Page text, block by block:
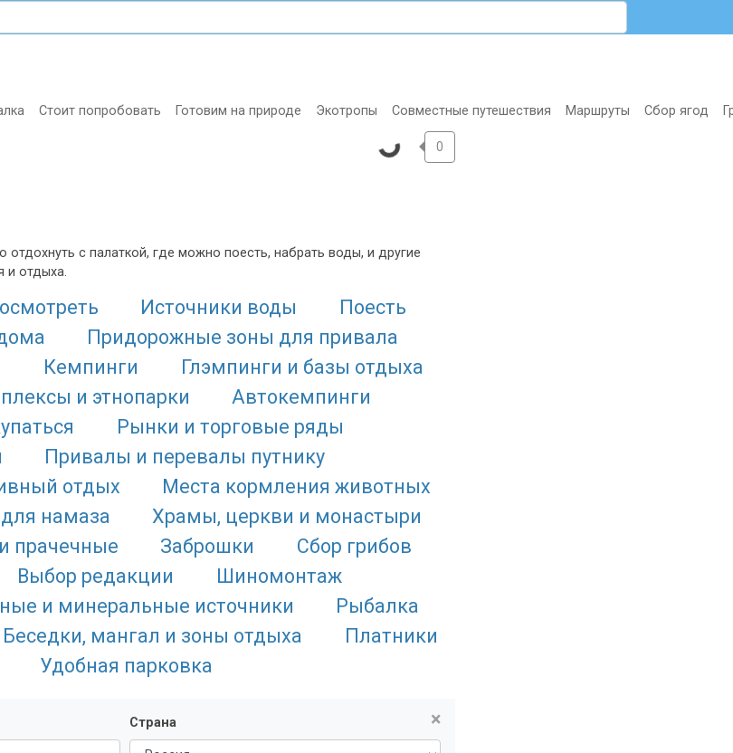
Стоит попробовать Готовим на природе Экотропы Совместные путешествия Маршруты Сбор ягод
0
с палаткой, где можно поесть, набрать воды, и другие
и отдыха.
Источники воды
Поесть
Придорожные зоны для привала
Кемпинги
Глэмпинги и базы отдыха
и этнопарки
Автокемпинги
Рынки и торговые ряды
Привалы и перевалы путнику
отдых
Места кормления животных
намаза
Храмы, церкви и монастыри
прачечные
Заброшки
Сбор грибов
Выбор редакции
Шиномонтаж
и минеральные источники
Рыбалка
Беседки, мангал и зоны отдыха
Платники
Удобная парковка
×
Страна